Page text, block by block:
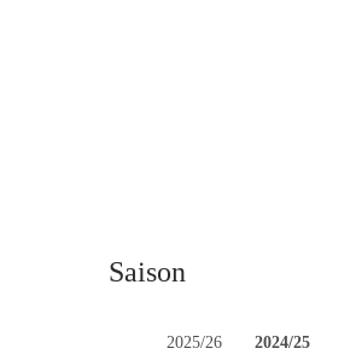
Saison
2025/26 2024/25